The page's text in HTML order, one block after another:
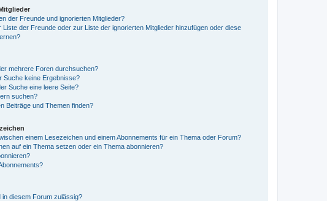
der Freunde und ignorierten Mitglieder?
Liste der Freunde oder zur Liste der ignorierten Mitglieder hinzufügen oder diese
mehrere Foren durchsuchen?
Suche keine Ergebnisse?
Suche eine leere Seite?
suchen?
Beiträge und Themen finden?
einem Lesezeichen und einem Abonnements für ein Thema oder Forum?
auf ein Thema setzen oder ein Thema abonnieren?
in diesem Forum zulässig?